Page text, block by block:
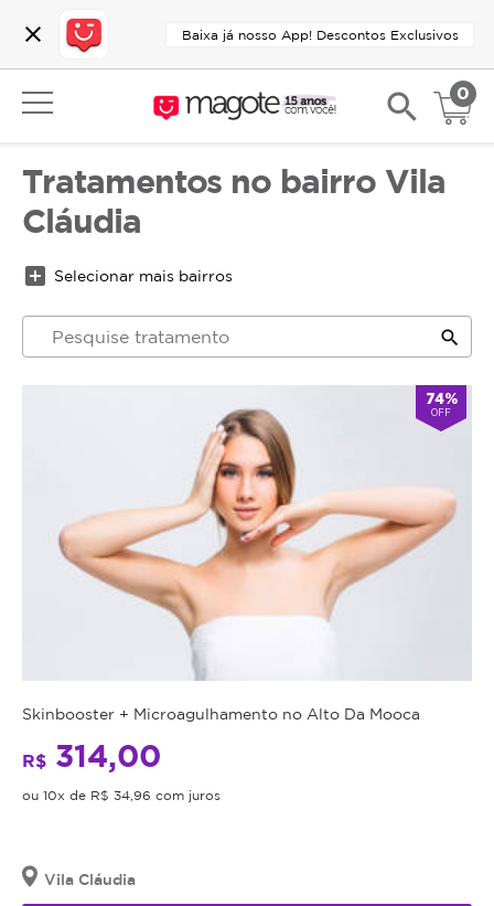
close Baixa já nosso App! Descontos Exclusivos
search 0
Tratamentos no bairro Vila
Cláudia
add_box Selecionar mais bairros
search
74%
OFF
Skinbooster + Microagulhamento no Alto Da Mooca
R$ 314,00
ou 10x de R$ 34,96 com juros
Vila Cláudia